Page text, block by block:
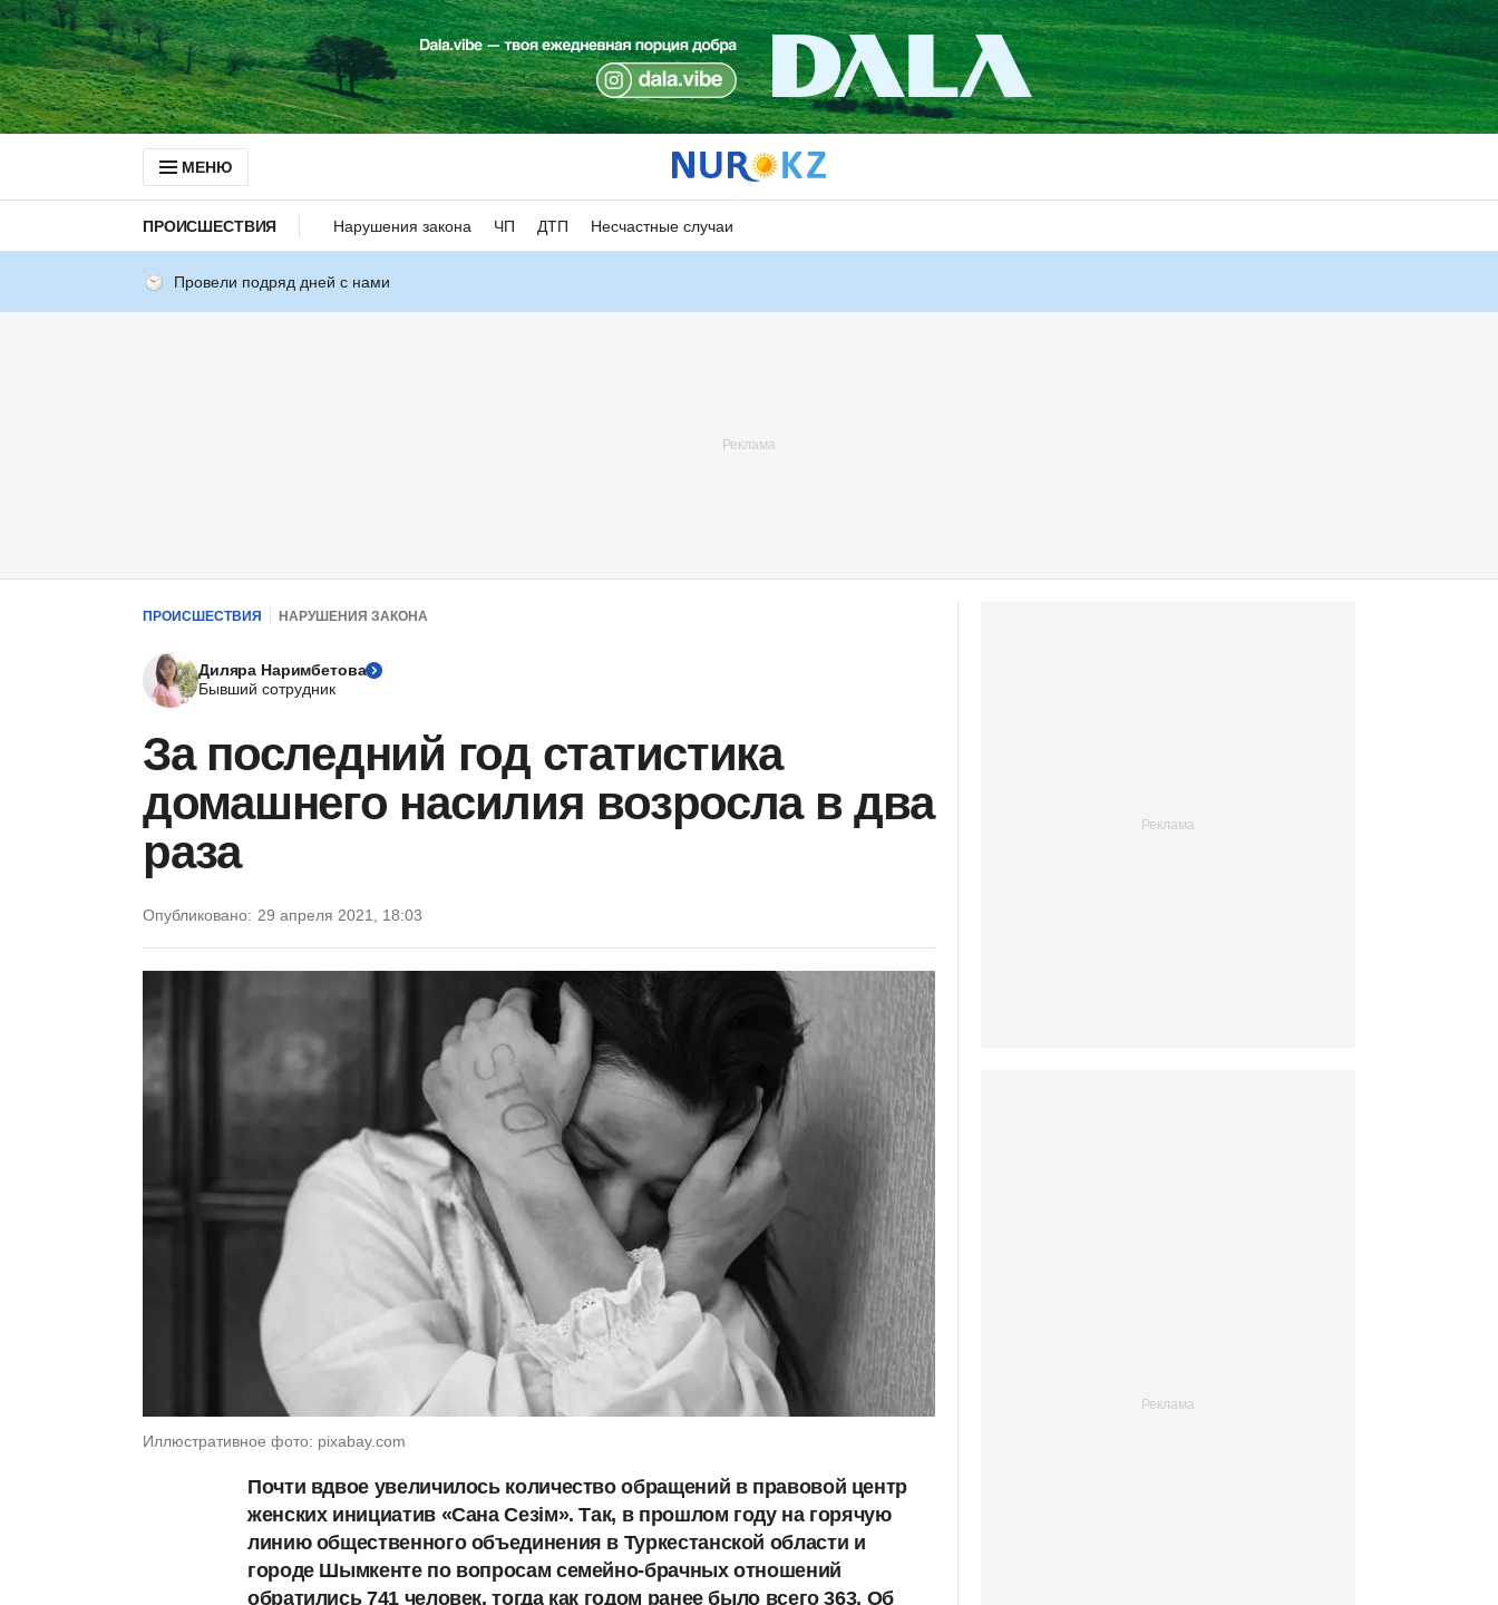
МЕНЮ
ПРОИСШЕСТВИЯ Нарушения закона ЧП ДТП Несчастные случаи
Провели подряд дней с нами
ПРОИСШЕСТВИЯ НАРУШЕНИЯ ЗАКОНА
Диляра Наримбетова
Бывший сотрудник
За последний год статистика
домашнего насилия возросла в два
раза
Опубликовано: 29 апреля 2021, 18:03
Иллюстративное фото: pixabay.com
Почти вдвое увеличилось количество обращений в правовой центр
женских инициатив «Сана Сезім». Так, в прошлом году на горячую
линию общественного объединения в Туркестанской области и
городе Шымкенте по вопросам семейно-брачных отношений
обратились 741 человек, тогда как годом ранее было всего 363. Об